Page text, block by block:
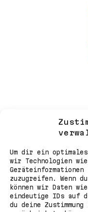
Um dir ein
wir Technologien
zuzugreifen. Wenn
können wir Daten
eindeutige IDs auf
du deine